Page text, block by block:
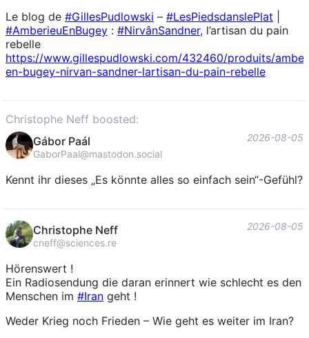
Le blog de #GillesPudlowski – #LesPiedsdanslePlat
#AmberieuEnBugey : #NirvânSandner, l’artisan du pain
rebelle
https://www.gillespudlowski.com/432460/produits/
en-bugey-nirvan-sandner-lartisan-du-pain-rebelle
Christophe Neff boosted:
Gábor Paál
GaborPaal@mastodon.social
2026-08-05
Kennt ihr dieses „Es könnte alles so einfach sein“-Gefühl?
Christophe Neff
cneff@sciences.re
2026-08-05
Hörenswert !
Ein Radiosendung die daran erinnert wie schlecht es den
Menschen im #Iran geht !
Weder Krieg noch Frieden – Wie geht es weiter im Iran?